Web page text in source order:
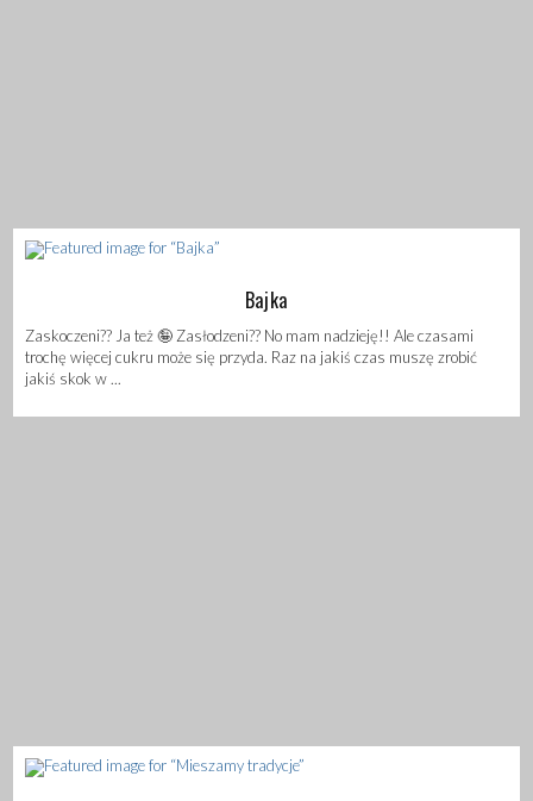
Bajka
Zaskoczeni?? Ja też 🤪 Zasłodzeni?? No mam nadzieję!! Ale czasami
trochę więcej cukru może się przyda. Raz na jakiś czas muszę zrobić
jakiś skok w ...